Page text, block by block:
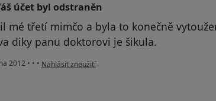
účet byl odstraněn
mé třetí mimčo a byla to konečně
diky panu doktorovi je šikula.
2012 • • • podle názoru uživatele Váš účet byl odstraněn
Nahlásit zneužití